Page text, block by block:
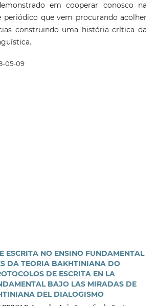
em cooperar conosco na
periódico que vem procurando acolher
construindo uma história crítica da
05-09
ESCRITA NO ENSINO FUNDAMENTAL
DA TEORIA BAKHTINIANA DO
DE ESCRITA EN LA
BAJO LAS MIRADAS DE
DEL DIALOGISMO